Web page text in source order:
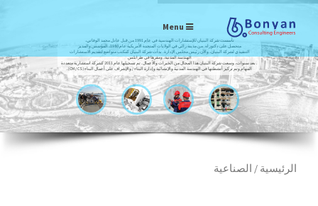
Menu
تأسست شركة البنيان للإستشارات الهندسية في عام 1991 من قبل عادل محمد الوفاتي،
متحصل على دكتوراه. من مدينة رالي في الولايات المتحدة الأمريكية عام 1980، المؤسس والمدير
التنفيذي لشركة البنيان، والآن رئيس مجلس الإدارة. بدأت شركة البنيان كمكتب متواضع لتقديم الاستشارات
الهندسة المدنية، ومقرها في طرابلس
. بعد سنوات، وسعت شركة البنيان هذا المجال من الخبرات والأعمال. تم تسجيلها عام 2011 كشركة استشارية متعددة
المهام وتم تركيز أنشطتها في الهندسة المدنية والإنشائية وإدارة البناء / والإشراف على أعمال البناء (CM / CS).
الرئيسية / الصناعية